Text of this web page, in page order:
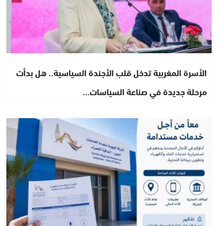
الأسرة المغربية تدخل قلب الأجندة السياسية.. هل بدأت
مرحلة جديدة في صناعة السياسات…
أخبار الصحراء